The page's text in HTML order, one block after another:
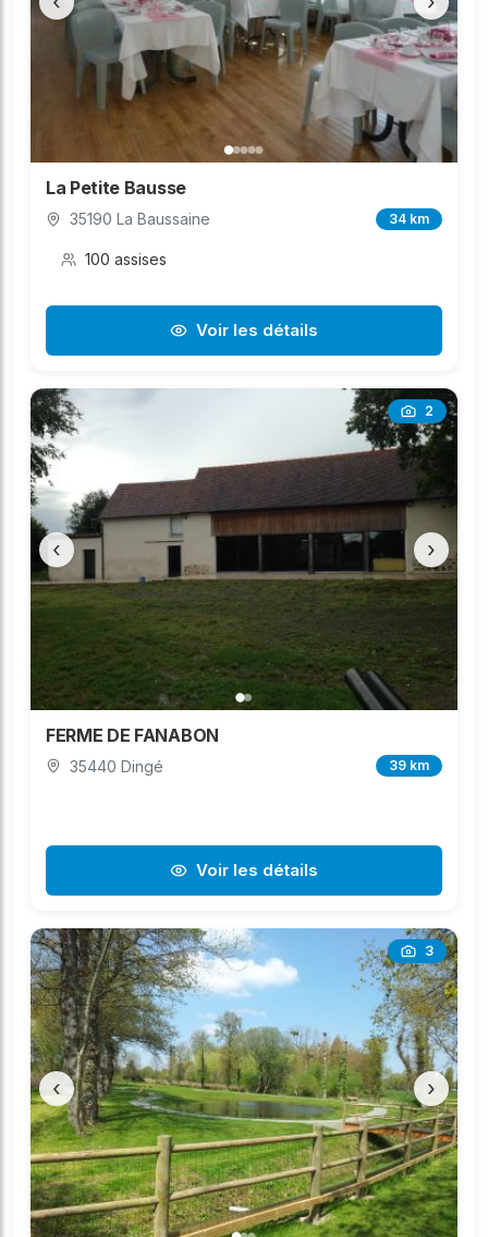
La Petite Bausse
35190 La Baussaine 34 km
100 assises
Voir les détails
2
‹ ›
FERME DE FANABON
35440 Dingé 39 km
Voir les détails
3
‹ ›